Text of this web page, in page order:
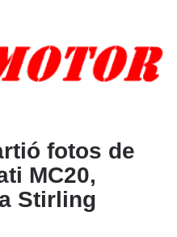
fotos de
MC20,
Stirling